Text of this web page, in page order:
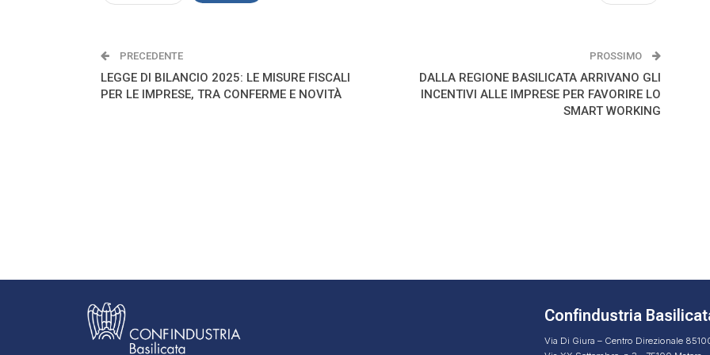
PRECEDENTE
LEGGE DI BILANCIO 2025: LE MISURE FISCALI
PER LE IMPRESE, TRA CONFERME E NOVITÀ
PROSSIMO
DALLA REGIONE BASILICATA ARRIVANO GLI
INCENTIVI ALLE IMPRESE PER FAVORIRE LO
SMART WORKING
Confindustria
Via Di Giura – Centro Direzionale